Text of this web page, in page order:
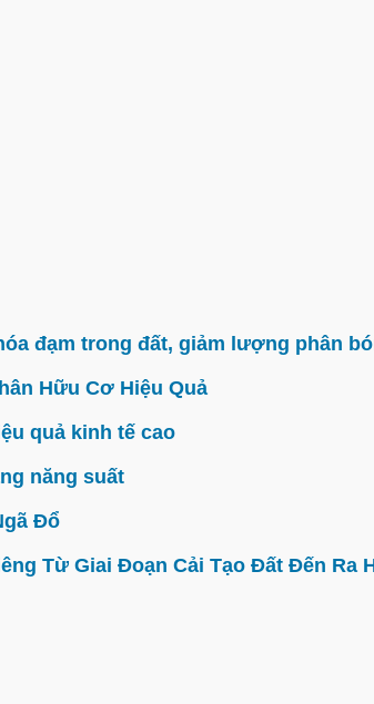
đạm trong đất, giảm lượng phân
Hữu Cơ Hiệu Quả
quả kinh tế cao
năng suất
Đổ
Từ Giai Đoạn Cải Tạo Đất Đến Ra